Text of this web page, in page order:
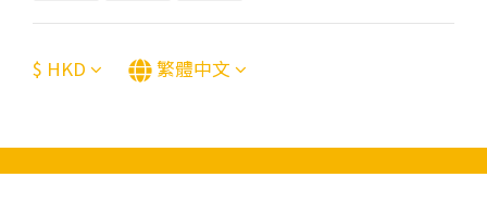
$ HKD 繁體中文